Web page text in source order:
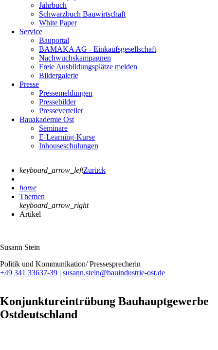
Jahrbuch
Schwarzbuch Bauwirtschaft
White Paper
Service
Bauportal
BAMAKA AG - Einkaufsgesellschaft
Nachwuchskampagnen
Freie Ausbildungsplätze melden
Bildergalerie
Presse
Pressemeldungen
Pressebilder
Presseverteiler
Bauakademie Ost
Seminare
E-Learning-Kurse
Inhouseschulungen
keyboard_arrow_leftZurück
home
Themen
keyboard_arrow_right
Artikel
Susann Stein
Politik und Kommunikation/ Pressesprecherin
+49 341 33637-39 | susann.stein@bauindustrie-ost.de
Konjunktureintrübung Bauhauptgewerbe
Ostdeutschland